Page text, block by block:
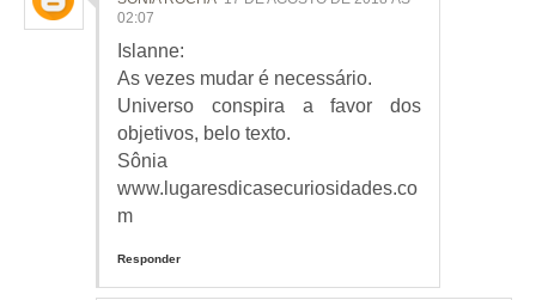
02:07
Islanne:
As vezes mudar é necessário.
Universo conspira a favor dos
objetivos, belo texto.
Sônia
www.lugaresdicasecuriosidades.co
m
Responder